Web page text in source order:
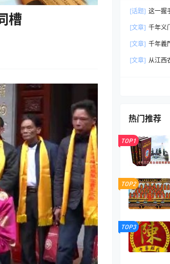
槽
[话题] 这一握
[文章] 千年义
[文章] 千年義
[文章] 从江西
热门推荐
TOP1
TOP2
TOP3